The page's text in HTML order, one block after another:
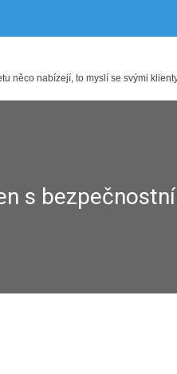
něco nabízejí, to myslí se svými
s